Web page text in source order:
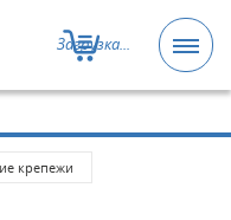
Загрузка...
изделия оптом.
крепежи